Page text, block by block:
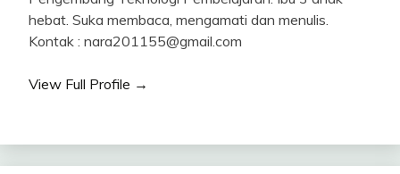
hebat. Suka membaca, mengamati dan menulis.
Kontak : nara201155@gmail.com
View Full Profile →